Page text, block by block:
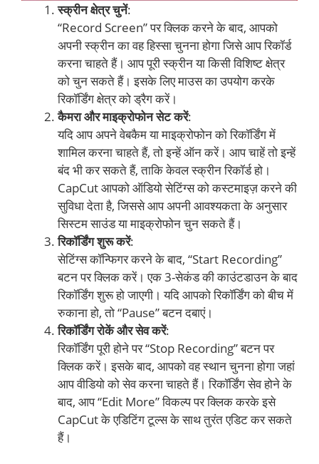
स्क्रीन क्षेत्र चुनें:
“Record Screen” पर क्लिक करने के बाद, आपको
अपनी स्क्रीन का वह हिस्सा चुनना होगा जिसे आप रिकॉर्ड
करना चाहते हैं। आप पूरी स्क्रीन या किसी विशिष्ट क्षेत्र
को चुन सकते हैं। इसके लिए माउस का उपयोग करके
रिकॉर्डिंग क्षेत्र को ड्रैग करें।
कैमरा और माइक्रोफोन सेट करें:
यदि आप अपने वेबकैम या माइक्रोफोन को रिकॉर्डिंग में
शामिल करना चाहते हैं, तो इन्हें ऑन करें। आप चाहें तो इन्हें
बंद भी कर सकते हैं, ताकि केवल स्क्रीन रिकॉर्ड हो।
CapCut आपको ऑडियो सेटिंग्स को कस्टमाइज़ करने की
सुविधा देता है, जिससे आप अपनी आवश्यकता के अनुसार
सिस्टम साउंड या माइक्रोफोन चुन सकते हैं।
रिकॉर्डिंग शुरू करें:
सेटिंग्स कॉन्फिगर करने के बाद, “Start Recording”
बटन पर क्लिक करें। एक 3-सेकंड की काउंटडाउन के बाद
रिकॉर्डिंग शुरू हो जाएगी। यदि आपको रिकॉर्डिंग को बीच में
रुकाना हो, तो “Pause” बटन दबाएं।
रिकॉर्डिंग रोकें और सेव करें:
रिकॉर्डिंग पूरी होने पर “Stop Recording” बटन पर
क्लिक करें। इसके बाद, आपको वह स्थान चुनना होगा जहां
आप वीडियो को सेव करना चाहते हैं। रिकॉर्डिंग सेव होने के
बाद, आप “Edit More” विकल्प पर क्लिक करके इसे
CapCut के एडिटिंग टूल्स के साथ तुरंत एडिट कर सकते
हैं।